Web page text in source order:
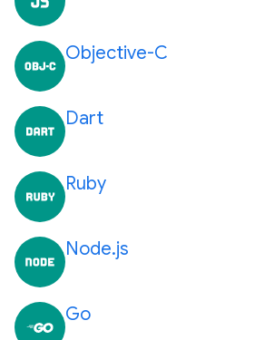
Objective-C
Dart
Ruby
Node.js
Go